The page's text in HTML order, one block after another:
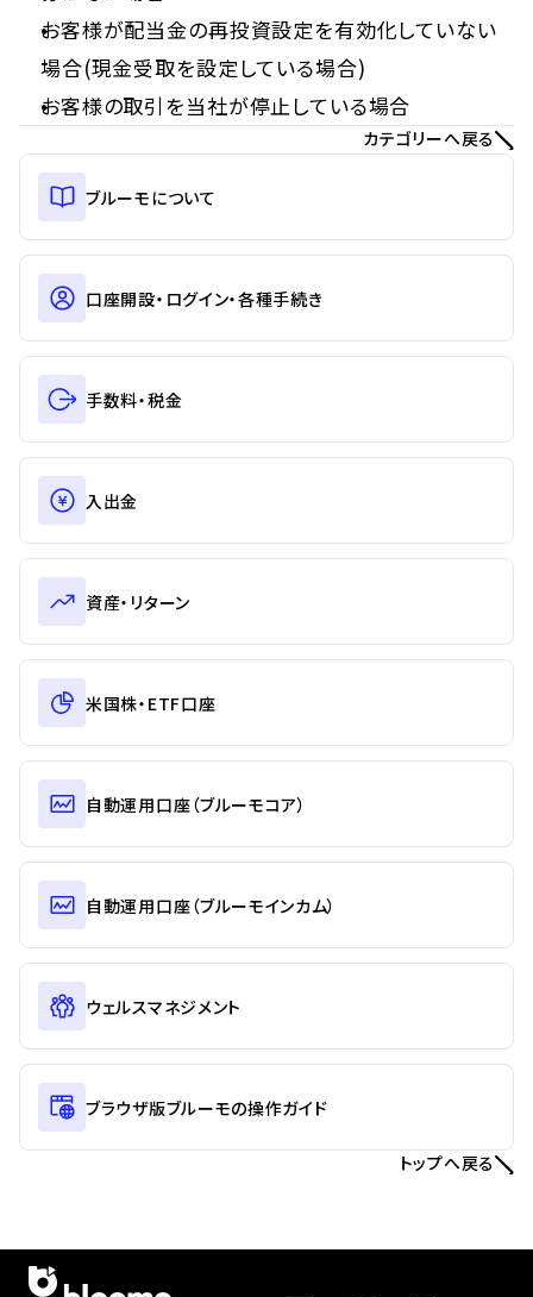
お客様が配当金の再投資設定を有効化していない
場合(現金受取を設定している場合)
お客様の取引を当社が停止している場合
カテゴリーへ戻る
ブルーモについて
口座開設・ログイン・各種手続き
手数料・税金
入出金
資産・リターン
米国株・ETF口座
自動運用口座（ブルーモコア）
自動運用口座（ブルーモインカム）
ウェルスマネジメント
ブラウザ版ブルーモの操作ガイド
トップへ戻る